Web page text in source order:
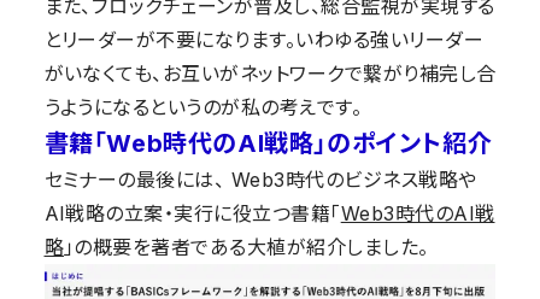
また、ブロックチェーンが普及し、総合監視が実現する
とリーダーが不要になります。いわゆる強いリーダー
がいなくても、お互いがネットワークで繋がり補完し合
うようになるというのが私の考えです。
書籍「Web時代のAI戦略」のポイント紹介
セミナーの最後には、 Web3時代のビジネス戦略や
AI戦略の立案・実行に役立つ書籍「Web3時代のAI戦
略」の概要を著者である大植が紹介しました。